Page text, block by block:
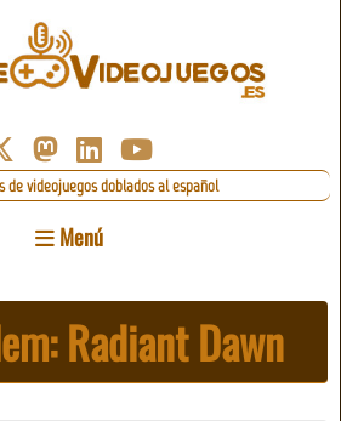
de videojuegos doblados al español
Menú
Radiant Dawn